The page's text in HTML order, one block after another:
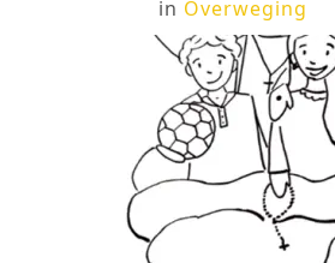
in Overweging